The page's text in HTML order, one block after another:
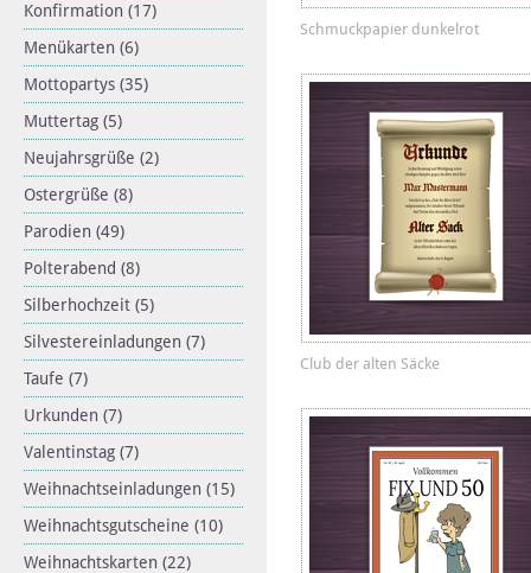
Konfirmation (17)
Menükarten (6)
Mottopartys (35)
Muttertag (5)
Neujahrsgrüße (2)
Ostergrüße (8)
Parodien (49)
Polterabend (8)
Silberhochzeit (5)
Silvestereinladungen (7)
Taufe (7)
Urkunden (7)
Valentinstag (7)
Weihnachtseinladungen (15)
Weihnachtsgutscheine (10)
Weihnachtskarten (22)
Schmuckpapier dunkelrot
Club der alten Säcke